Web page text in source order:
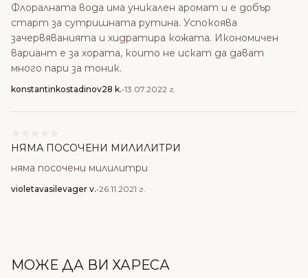
Флоралната вода има уникален аромат и е добър
старт за сутришната рутина. Успокоява
зачервяванията и хидратира кожата. Икономичен
вариант е за хората, които не искат да дават
много пари за тоник.
konstantinkostadinov28 k.•13.07.2022 г.
НЯМА ПОСОЧЕНИ МИЛИЛИТРИ
няма посочени милилитри
violetavasilevager v.•26.11.2021 г.
МОЖЕ ДА ВИ ХАРЕСА